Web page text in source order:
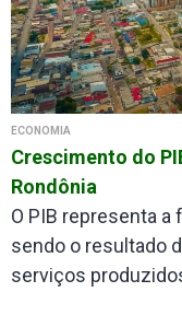
ECONOMIA
Crescimento do
Rondônia
O PIB representa
sendo o resultado
serviços